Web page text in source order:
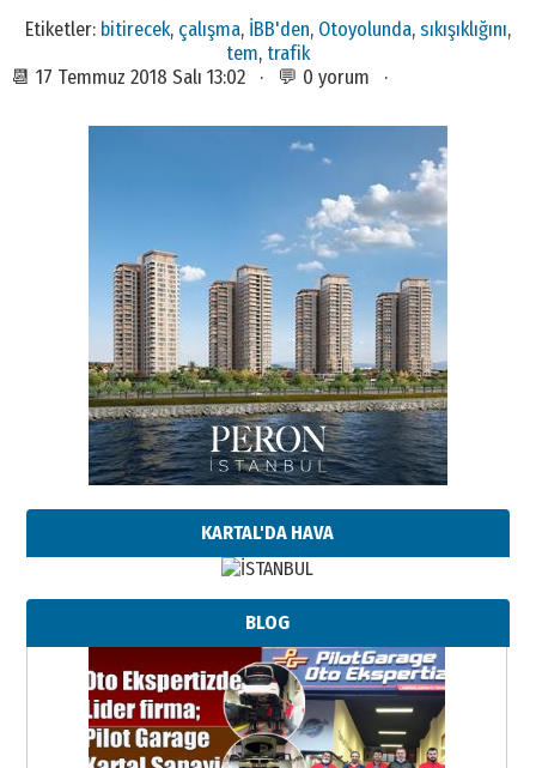
Etiketler: bitirecek, çalışma, İBB'den, Otoyolunda, sıkışıklığını,
tem, trafik
📆 17 Temmuz 2018 Salı 13:02 · 💬 0 yorum ·
KARTAL'DA HAVA
BLOG